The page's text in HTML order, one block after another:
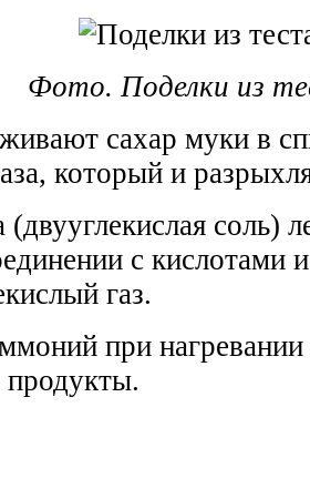
Фото. Поделки из
сахар муки в
который и
соль)
с кислотами
газ.
при нагревании
продукты.